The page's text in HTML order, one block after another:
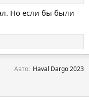
Но если бы были
Авто Haval Dargo 2023